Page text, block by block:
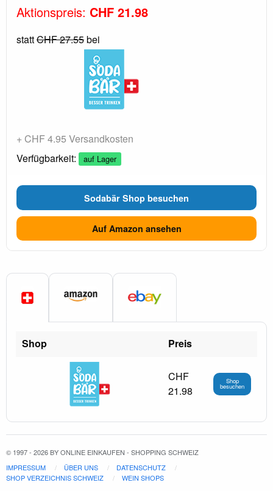
Aktionspreis: CHF 21.98
stattCHF 27.55bei
+ CHF 4.95 Versandkosten
Verfügbarkeit:
auf Lager
Sodabär Shop besuchen
Auf Amazon ansehen
Shop Preis
CHF
21.98
Shop
besuchen
© 1997 - 2026 BY ONLINE EINKAUFEN - SHOPPING SCHWEIZ
IMPRESSUM
ÜBER UNS
DATENSCHUTZ
SHOP VERZEICHNIS SCHWEIZ
WEIN SHOPS